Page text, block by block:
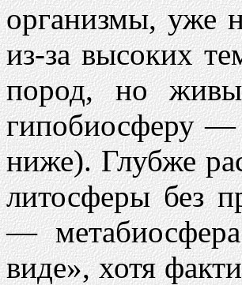
организмы, уже
из-за высоких
пород, но
гипобиосферу —
ниже). Глубже
литосферы без
—
виде», хотя